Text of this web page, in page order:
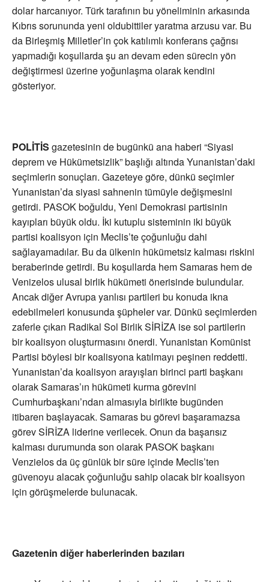
dolar harcanıyor. Türk tarafının bu yöneliminin arkasında
Kıbrıs sorununda yeni oldubittiler yaratma arzusu var. Bu
da Birleşmiş Milletler’in çok katılımlı konferans çağrısı
yapmadığı koşullarda şu an devam eden sürecin yön
değiştirmesi üzerine yoğunlaşma olarak kendini
gösteriyor.
POLİTİS gazetesinin de bugünkü ana haberi “Siyasi
deprem ve Hükümetsizlik” başlığı altında Yunanistan’daki
seçimlerin sonuçları. Gazeteye göre, dünkü seçimler
Yunanistan’da siyasi sahnenin tümüyle değişmesini
getirdi. PASOK boğuldu, Yeni Demokrasi partisinin
kayıpları büyük oldu. İki kutuplu sisteminin iki büyük
partisi koalisyon için Meclis’te çoğunluğu dahi
sağlayamadılar. Bu da ülkenin hükümetsiz kalması riskini
beraberinde getirdi. Bu koşullarda hem Samaras hem de
Venizelos ulusal birlik hükümeti önerisinde bulundular.
Ancak diğer Avrupa yanlısı partileri bu konuda ikna
edebilmeleri konusunda şüpheler var. Dünkü seçimlerden
zaferle çıkan Radikal Sol Birlik SİRİZA ise sol partilerin
bir koalisyon oluşturmasını önerdi. Yunanistan Komünist
Partisi böylesi bir koalisyona katılmayı peşinen reddetti.
Yunanistan’da koalisyon arayışları birinci parti başkanı
olarak Samaras’ın hükümeti kurma görevini
Cumhurbaşkanı’ndan almasıyla birlikte bugünden
itibaren başlayacak. Samaras bu görevi başaramazsa
görev SİRİZA liderine verilecek. Onun da başarısız
kalması durumunda son olarak PASOK başkanı
Venzielos da üç günlük bir süre içinde Meclis’ten
güvenoyu alacak çoğunluğu sahip olacak bir koalisyon
için görüşmelerde bulunacak.
Gazetenin diğer haberlerinden bazıları